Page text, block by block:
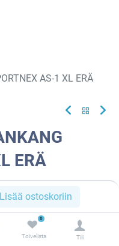
Lisää ostoskoriin
0
Toivelista Tili
AS-1 XL ERÄ
ERÄ